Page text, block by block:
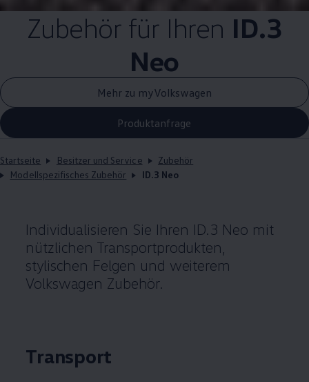
Zubehörfür Ihren ID.3
Neo
Mehr zu myVolkswagen
Produktanfrage
Startseite Besitzer und Service
Zubehör
Modellspezifisches Zubehör
ID.3 Neo
Individualisieren Sie Ihren ID.3 Neo mit
nützlichen Transportprodukten,
stylischen Felgen und weiterem
Volkswagen Zubehör.
Transport